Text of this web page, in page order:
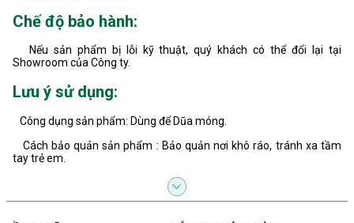
Chế độ bảo hành:
Nếu sản phẩm bị lỗi kỹ thuật, quý khách có thể đổi lại tại
Showroom của Công ty.
Lưu ý sử dụng:
Công dụng sản phẩm: Dùng để Dũa móng.
Cách bảo quản sản phẩm : Bảo quản nơi khô ráo, tránh xa tầm
tay trẻ em.